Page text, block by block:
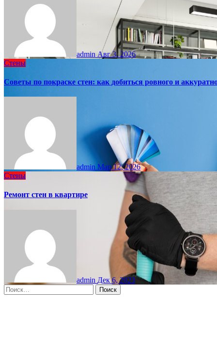
admin Авг 3, 2026
Стены
Советы по покраске стен: как добиться ровного и
admin Мар 12, 2026
Стены
Ремонт стен в квартире
admin Дек 6, 2023
Найти: